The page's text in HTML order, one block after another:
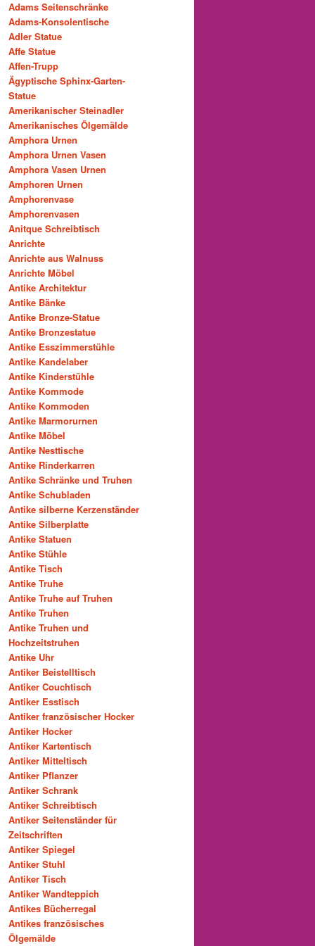
Adams Seitenschränke
Adams-Konsolentische
Adler Statue
Affe Statue
Affen-Trupp
Ägyptische Sphinx-Garten-
Statue
Amerikanischer Steinadler
Amerikanisches Ölgemälde
Amphora Urnen
Amphora Urnen Vasen
Amphora Vasen Urnen
Amphoren Urnen
Amphorenvase
Amphorenvasen
Anitque Schreibtisch
Anrichte
Anrichte aus Walnuss
Anrichte Möbel
Antike Architektur
Antike Bänke
Antike Bronze-Statue
Antike Bronzestatue
Antike Esszimmerstühle
Antike Kandelaber
Antike Kinderstühle
Antike Kommode
Antike Kommoden
Antike Marmorurnen
Antike Möbel
Antike Nesttische
Antike Rinderkarren
Antike Schränke und Truhen
Antike Schubladen
Antike silberne Kerzenständer
Antike Silberplatte
Antike Statuen
Antike Stühle
Antike Tisch
Antike Truhe
Antike Truhe auf Truhen
Antike Truhen
Antike Truhen und
Hochzeitstruhen
Antike Uhr
Antiker Beistelltisch
Antiker Couchtisch
Antiker Esstisch
Antiker französischer Hocker
Antiker Hocker
Antiker Kartentisch
Antiker Mitteltisch
Antiker Pflanzer
Antiker Schrank
Antiker Schreibtisch
Antiker Seitenständer für
Zeitschriften
Antiker Spiegel
Antiker Stuhl
Antiker Tisch
Antiker Wandteppich
Antikes Bücherregal
Antikes französisches
Ölgemälde